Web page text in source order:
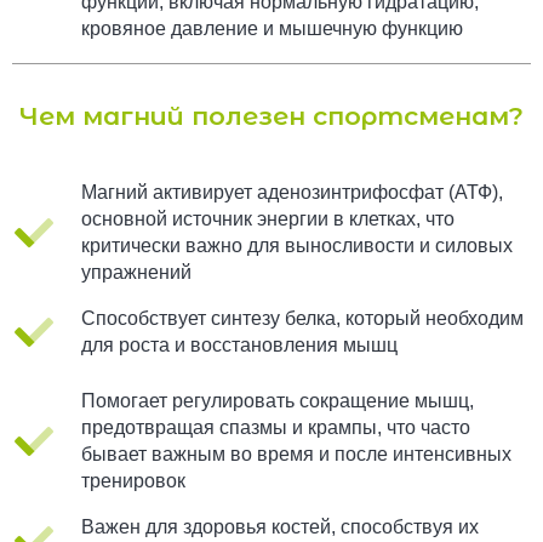
кровяное давление и мышечную функцию
Чем магний полезен спортсменам?
Магний активирует аденозинтрифосфат (АТФ),
основной источник энергии в клетках, что
критически важно для выносливости и силовых
упражнений
Способствует синтезу белка, который необходим
для роста и восстановления мышц
Помогает регулировать сокращение мышц,
предотвращая спазмы и крампы, что часто
бывает важным во время и после интенсивных
тренировок
Важен для здоровья костей, способствуя их